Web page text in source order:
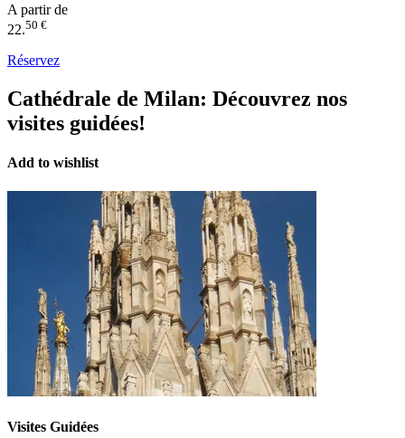
A partir de
22.50 €
Réservez
Cathédrale de Milan: Découvrez nos
visites guidées!
Add to wishlist
Visites Guidées